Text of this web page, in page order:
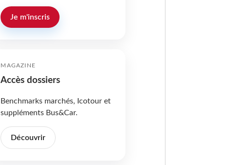
Je m'inscris
MAGAZINE
Accès dossiers
Benchmarks marchés, Icotour et
suppléments Bus&Car.
Découvrir